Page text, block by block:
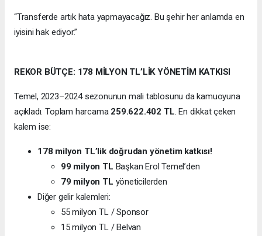
“Transferde artık hata yapmayacağız. Bu şehir her anlamda en
iyisini hak ediyor.”
REKOR BÜTÇE: 178 MİLYON TL’LİK YÖNETİM KATKISI
Temel, 2023–2024 sezonunun mali tablosunu da kamuoyuna
açıkladı. Toplam harcama 259.622.402 TL. En dikkat çeken
kalem ise:
178 milyon TL’lik doğrudan yönetim katkısı!
99 milyon TL Başkan Erol Temel’den
79 milyon TL yöneticilerden
Diğer gelir kalemleri:
55 milyon TL / Sponsor
15 milyon TL / Belvan